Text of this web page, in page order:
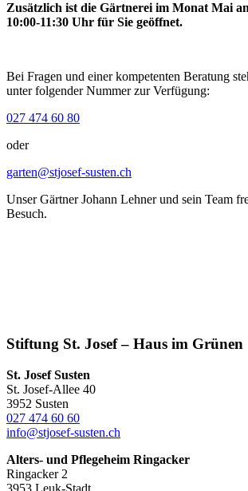
Zusätzlich ist die Gärtnerei im Monat Mai
10:00-11:30 Uhr für Sie geöffnet.
Bei Fragen und einer kompetenten Beratung
unter folgender Nummer zur Verfügung:
027 474 60 80
oder
garten@stjosef-susten.ch
Unser Gärtner Johann Lehner und sein Team
Besuch.
Stiftung St. Josef – Haus im Grünen
St. Josef Susten
St. Josef-Allee 40
3952 Susten
027 474 60 60
info@stjosef-susten.ch
Alters- und Pflegeheim Ringacker
Ringacker 2
3953 Leuk-Stadt